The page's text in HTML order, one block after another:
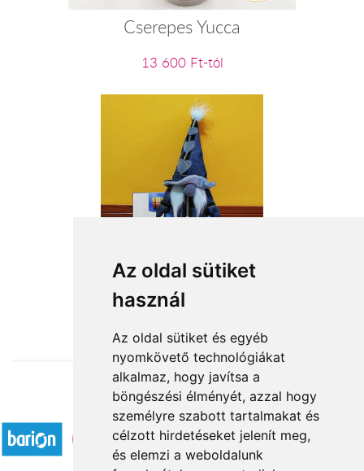
Az oldal sütiket
használ
Az oldal sütiket és egyéb
nyomkövető technológiákat
alkalmaz, hogy javítsa a
böngészési élményét, azzal hogy
személyre szabott tartalmakat és
célzott hirdetéseket jelenít meg,
és elemzi a weboldalunk
Cserepes Yucca
13 600 Ft-tól
Rocker manólány
17 280 Ft-tól
Elfogadott fizetési módok